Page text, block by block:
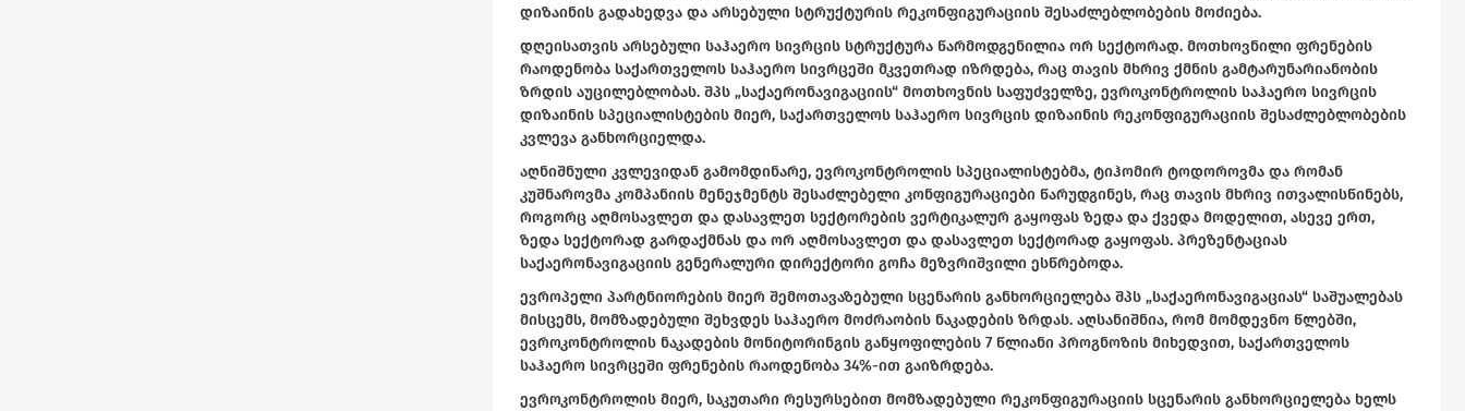
დიზაინის გადახედვა და არსებული სტრუქტურის რეკონფიგურაციის შესაძლებლობების მოძიება.
დღეისათვის არსებული საჰაერო სივრცის სტრუქტურა წარმოდგენილია ორ სექტორად. მოთხოვნილი ფრენების
რაოდენობა საქართველოს საჰაერო სივრცეში მკვეთრად იზრდება, რაც თავის მხრივ ქმნის გამტარუნარიანობის
ზრდის აუცილებლობას. შპს „საქაერონავიგაციის“ მოთხოვნის საფუძველზე, ევროკონტროლის საჰაერო სივრცის
დიზაინის სპეციალისტების მიერ, საქართველოს საჰაერო სივრცის დიზაინის რეკონფიგურაციის შესაძლებლობების
კვლევა განხორციელდა.
აღნიშნული კვლევიდან გამომდინარე, ევროკონტროლის სპეციალისტებმა, ტიჰომირ ტოდოროვმა და რომან
კუშნაროვმა კომპანიის მენეჯმენტს შესაძლებელი კონფიგურაციები წარუდგინეს, რაც თავის მხრივ ითვალისწინებს,
როგორც აღმოსავლეთ და დასავლეთ სექტორების ვერტიკალურ გაყოფას ზედა და ქვედა მოდელით, ასევე ერთ,
ზედა სექტორად გარდაქმნას და ორ აღმოსავლეთ და დასავლეთ სექტორად გაყოფას. პრეზენტაციას
საქაერონავიგაციის გენერალური დირექტორი გოჩა მეზვრიშვილი ესწრებოდა.
ევროპელი პარტნიორების მიერ შემოთავაზებული სცენარის განხორციელება შპს „საქაერონავიგაციას“ საშუალებას
მისცემს, მომზადებული შეხვდეს საჰაერო მოძრაობის ნაკადების ზრდას. აღსანიშნია, რომ მომდევნო წლებში,
ევროკონტროლის ნაკადების მონიტორინგის განყოფილების 7 წლიანი პროგნოზის მიხედვით, საქართველოს
საჰაერო სივრცეში ფრენების რაოდენობა 34%-ით გაიზრდება.
ევროკონტროლის მიერ, საკუთარი რესურსებით მომზადებული რეკონფიგურაციის სცენარის განხორციელება ხელს